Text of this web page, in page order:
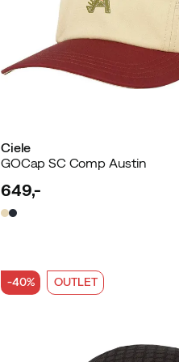
Ciele
GOCap SC Comp Austin
price
649,-
-40% OUTLET